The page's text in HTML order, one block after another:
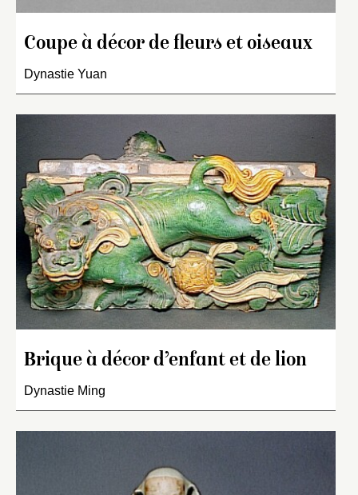
Coupe à décor de fleurs et oiseaux
Dynastie Yuan
Brique à décor d’enfant et de lion
Dynastie Ming